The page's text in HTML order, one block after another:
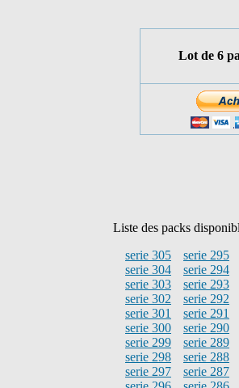
Lot de 6
Liste des packs
serie 305
serie 304
serie 303
serie 302
serie 301
serie 300
serie 299
serie 298
serie 297
serie 295
serie 294
serie 293
serie 292
serie 291
serie 290
serie 289
serie 288
serie 287